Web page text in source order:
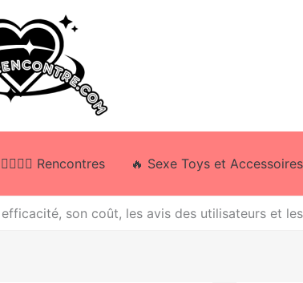
👩‍❤️‍💋‍👨 Rencontres 🔥 Sexe Toys et Accessoires
son coût, les avis des utilisateurs et